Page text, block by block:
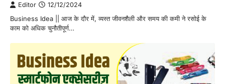
Editor 12/12/2024
Business Idea || आज के दौर में, व्यस्त जीवनशैली और समय की कमी ने रसोई के
काम को अधिक चुनौतीपूर्ण…